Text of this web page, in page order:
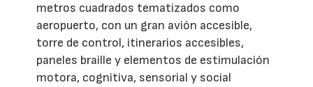
metros cuadrados tematizados como
aeropuerto, con un gran avión accesible,
torre de control, itinerarios accesibles,
paneles braille y elementos de estimulación
motora, cognitiva, sensorial y social